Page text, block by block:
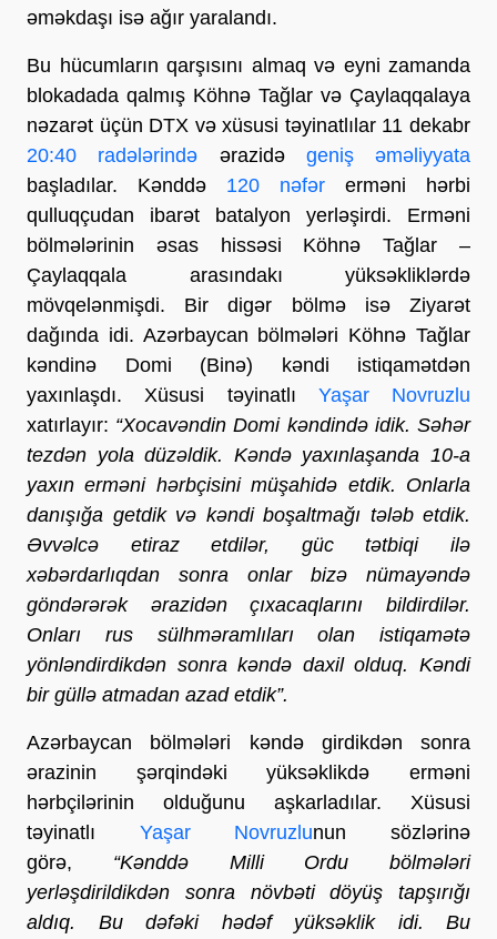
əməkdaşı isə ağır yaralandı.
Bu hücumların qarşısını almaq və eyni zamanda
blokadada qalmış Köhnə Tağlar və Çaylaqqalaya
nəzarət üçün DTX və xüsusi təyinatlılar 11 dekabr
20:40 radələrində ərazidə geniş əməliyyata
başladılar. Kənddə 120 nəfər erməni hərbi
qulluqçudan ibarət batalyon yerləşirdi. Erməni
bölmələrinin əsas hissəsi Köhnə Tağlar –
Çaylaqqala arasındakı yüksəkliklərdə
mövqelənmişdi. Bir digər bölmə isə Ziyarət
dağında idi. Azərbaycan bölmələri Köhnə Tağlar
kəndinə Domi (Binə) kəndi istiqamətdən
yaxınlaşdı. Xüsusi təyinatlı Yaşar Novruzlu
xatırlayır: “Xocavəndin Domi kəndində idik. Səhər
tezdən yola düzəldik. Kəndə yaxınlaşanda 10-a
yaxın erməni hərbçisini müşahidə etdik. Onlarla
danışığa getdik və kəndi boşaltmağı tələb etdik.
Əvvəlcə etiraz etdilər, güc tətbiqi ilə
xəbərdarlıqdan sonra onlar bizə nümayəndə
göndərərək ərazidən çıxacaqlarını bildirdilər.
Onları rus sülhməramlıları olan istiqamətə
yönləndirdikdən sonra kəndə daxil olduq. Kəndi
bir güllə atmadan azad etdik”.
Azərbaycan bölmələri kəndə girdikdən sonra
ərazinin şərqindəki yüksəklikdə erməni
hərbçilərinin olduğunu aşkarladılar. Xüsusi
təyinatlı Yaşar Novruzlunun sözlərinə
görə, “Kənddə Milli Ordu bölmələri
yerləşdirildikdən sonra növbəti döyüş tapşırığı
aldıq. Bu dəfəki hədəf yüksəklik idi. Bu